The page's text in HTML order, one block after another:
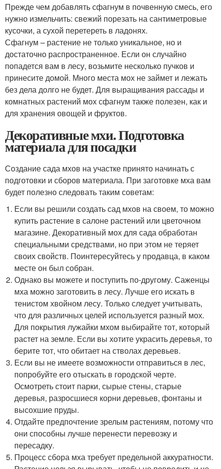
Прежде чем добавлять сфагнум в почвенную смесь, его
нужно измельчить: свежий порезать на сантиметровые
кусочки, а сухой перетереть в ладонях.
Сфагнум – растение не только уникальное, но и
достаточно распространенное. Если он случайно
попадется вам в лесу, возьмите несколько пучков и
принесите домой. Много места мох не займет и лежать
без дела долго не будет. Для выращивания рассады и
комнатных растений мох сфагнум также полезен, как и
для хранения овощей и фруктов.
Декоративные мхи. Подготовка
материала для посадки
Создание сада мхов на участке принято начинать с
подготовки и сборов материала. При заготовке мха вам
будет полезно следовать таким советам:
Если вы решили создать сад мхов на своем, то можно
купить растение в салоне растений или цветочном
магазине. Декоративный мох для сада обработан
специальными средствами, но при этом не теряет
своих свойств. Поинтересуйтесь у продавца, в каком
месте он был собран.
Однако вы можете и поступить по-другому. Саженцы
мха можно заготовить в лесу. Лучше его искать в
тенистом хвойном лесу. Только следует учитывать,
что для различных целей используется разный мох.
Для покрытия лужайки мхом выбирайте тот, который
растет на земле. Если вы хотите украсить деревья, то
берите тот, что обитает на стволах деревьев.
Если вы не имеете возможности отправиться в лес,
попробуйте его отыскать в городской черте.
Осмотреть стоит парки, сырые стены, старые
деревья, разросшиеся корни деревьев, фонтаны и
высохшие пруды.
Отдайте предпочтение зрелым растениям, потому что
они способны лучше перенести перевозку и
пересадку.
Процесс сбора мха требует предельной аккуратности.